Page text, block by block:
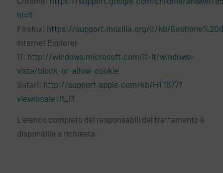
hl=it
Firefox: https://support.mozilla.org/it/kb/
Internet Explorer
11: http://windows.microsoft.com/it-it/windows-
vista/block-or-allow-cookie
Safari: http://support.apple.com/kb/HT1677?
viewlocale=it_IT
L’elenco completo dei responsabili del trattamento è
disponibile a richiesta.